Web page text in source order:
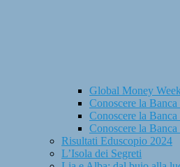
Global Money
Conoscere la
Conoscere la
Conoscere la
Risultati Eduscopio 2024
L’Isola dei Segreti